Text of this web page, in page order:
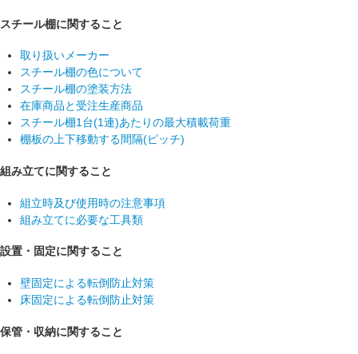
スチール棚に関すること
取り扱いメーカー
スチール棚の色について
スチール棚の塗装方法
在庫商品と受注生産商品
スチール棚1台(1連)あたりの最大積載荷重
棚板の上下移動する間隔(ピッチ)
組み立てに関すること
組立時及び使用時の注意事項
組み立てに必要な工具類
設置・固定に関すること
壁固定による転倒防止対策
床固定による転倒防止対策
保管・収納に関すること